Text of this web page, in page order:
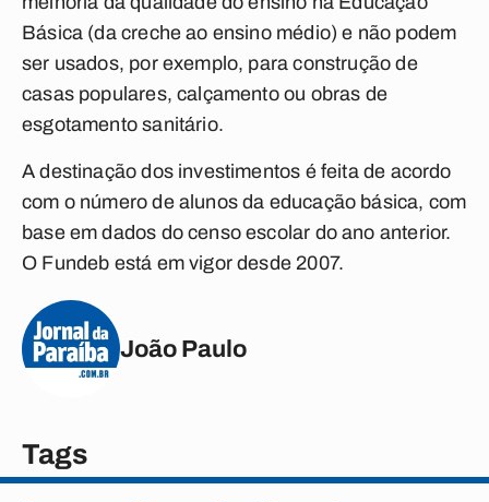
Básica (da creche ao ensino médio) e não podem
ser usados, por exemplo, para construção de
casas populares, calçamento ou obras de
esgotamento sanitário.
A destinação dos investimentos é feita de acordo
com o número de alunos da educação básica, com
base em dados do censo escolar do ano anterior.
O Fundeb está em vigor desde 2007.
João Paulo
Tags